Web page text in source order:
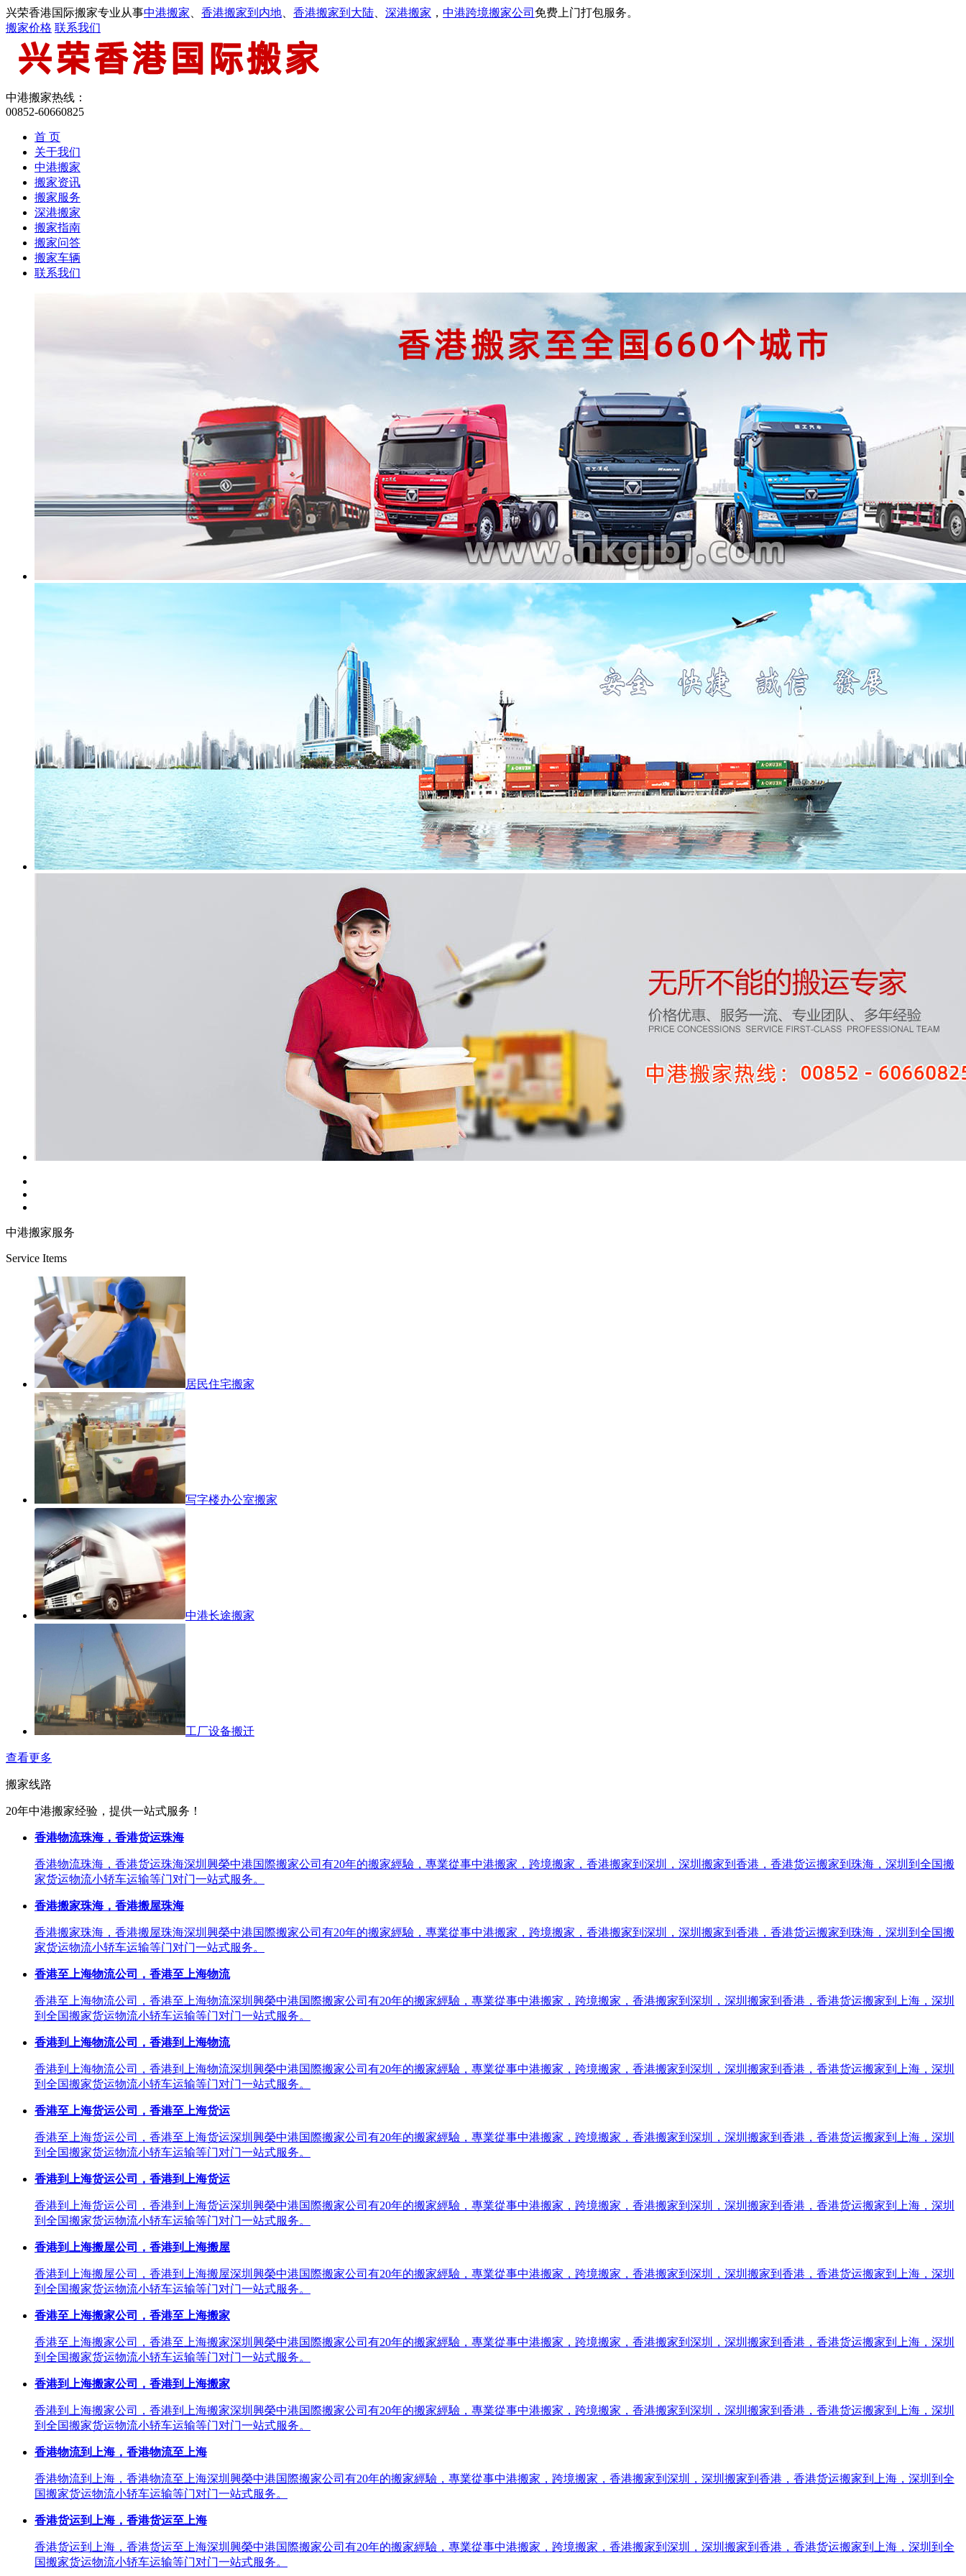
兴荣香港国际搬家专业从事中港搬家 香港搬家到内地 香港搬家到大陆 深港搬家 ， 中港跨境搬家公司 免费上门打包服务。
搬家价格 联系我们
中港搬家热线：
00852-60660825
首 页
关于我们
中港搬家
搬家资讯
搬家服务
深港搬家
搬家指南
搬家问答
搬家车辆
联系我们
中港搬家服务
Service Items
居民住宅搬家
写字楼办公室搬家
中港长途搬家
工厂设备搬迁
查看更多
搬家线路
20年中港搬家经验，提供一站式服务！
香港物流珠海，香港货运珠海
香港物流珠海，香港货运珠海深圳興榮中港国際搬家公司有20年的搬家經驗，專業從事中港搬家，跨境搬家，香港搬家到深圳，深圳搬家到香港，香港货运搬家到珠海，深圳到全国搬
家货运物流小轿车运输等门对门一站式服务。
香港搬家珠海，香港搬屋珠海
香港搬家珠海，香港搬屋珠海深圳興榮中港国際搬家公司有20年的搬家經驗，專業從事中港搬家，跨境搬家，香港搬家到深圳，深圳搬家到香港，香港货运搬家到珠海，深圳到全国搬
家货运物流小轿车运输等门对门一站式服务。
香港至上海物流公司，香港至上海物流
香港至上海物流公司，香港至上海物流深圳興榮中港国際搬家公司有20年的搬家經驗，專業從事中港搬家，跨境搬家，香港搬家到深圳，深圳搬家到香港，香港货运搬家到上海，深圳
到全国搬家货运物流小轿车运输等门对门一站式服务。
香港到上海物流公司，香港到上海物流
香港到上海物流公司，香港到上海物流深圳興榮中港国際搬家公司有20年的搬家經驗，專業從事中港搬家，跨境搬家，香港搬家到深圳，深圳搬家到香港，香港货运搬家到上海，深圳
到全国搬家货运物流小轿车运输等门对门一站式服务。
香港至上海货运公司，香港至上海货运
香港至上海货运公司，香港至上海货运深圳興榮中港国際搬家公司有20年的搬家經驗，專業從事中港搬家，跨境搬家，香港搬家到深圳，深圳搬家到香港，香港货运搬家到上海，深圳
到全国搬家货运物流小轿车运输等门对门一站式服务。
香港到上海货运公司，香港到上海货运
香港到上海货运公司，香港到上海货运深圳興榮中港国際搬家公司有20年的搬家經驗，專業從事中港搬家，跨境搬家，香港搬家到深圳，深圳搬家到香港，香港货运搬家到上海，深圳
到全国搬家货运物流小轿车运输等门对门一站式服务。
香港到上海搬屋公司，香港到上海搬屋
香港到上海搬屋公司，香港到上海搬屋深圳興榮中港国際搬家公司有20年的搬家經驗，專業從事中港搬家，跨境搬家，香港搬家到深圳，深圳搬家到香港，香港货运搬家到上海，深圳
到全国搬家货运物流小轿车运输等门对门一站式服务。
香港至上海搬家公司，香港至上海搬家
香港至上海搬家公司，香港至上海搬家深圳興榮中港国際搬家公司有20年的搬家經驗，專業從事中港搬家，跨境搬家，香港搬家到深圳，深圳搬家到香港，香港货运搬家到上海，深圳
到全国搬家货运物流小轿车运输等门对门一站式服务。
香港到上海搬家公司，香港到上海搬家
香港到上海搬家公司，香港到上海搬家深圳興榮中港国際搬家公司有20年的搬家經驗，專業從事中港搬家，跨境搬家，香港搬家到深圳，深圳搬家到香港，香港货运搬家到上海，深圳
到全国搬家货运物流小轿车运输等门对门一站式服务。
香港物流到上海，香港物流至上海
香港物流到上海，香港物流至上海深圳興榮中港国際搬家公司有20年的搬家經驗，專業從事中港搬家，跨境搬家，香港搬家到深圳，深圳搬家到香港，香港货运搬家到上海，深圳到全
国搬家货运物流小轿车运输等门对门一站式服务。
香港货运到上海，香港货运至上海
香港货运到上海，香港货运至上海深圳興榮中港国際搬家公司有20年的搬家經驗，專業從事中港搬家，跨境搬家，香港搬家到深圳，深圳搬家到香港，香港货运搬家到上海，深圳到全
国搬家货运物流小轿车运输等门对门一站式服务。